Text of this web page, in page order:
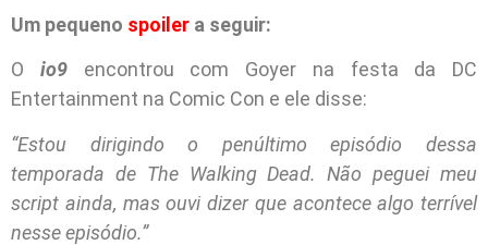
Um pequeno spoiler a seguir:
O io9encontrou com Goyer na festa da DC
Entertainment na Comic Con e ele disse:
“Estou dirigindo o penúltimo episódio dessa
temporada de The Walking Dead. Não peguei meu
script ainda, mas ouvi dizer que acontece algo terrível
nesse episódio.”